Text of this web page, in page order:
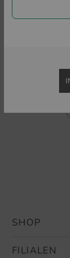
SHOP
FILIALEN